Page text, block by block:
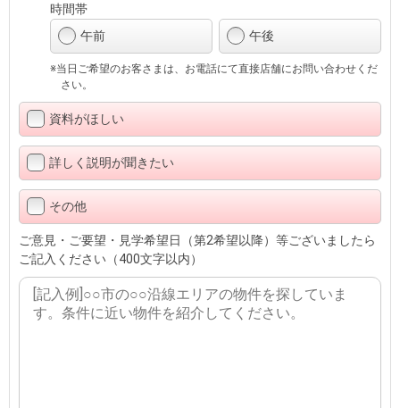
時間帯
午前
午後
※当日ご希望のお客さまは、お電話にて直接店舗にお問い合わせくだ
さい。
資料がほしい
詳しく説明が聞きたい
その他
ご意見・ご要望・見学希望日（第2希望以降）等ございましたら
ご記入ください（400文字以内）